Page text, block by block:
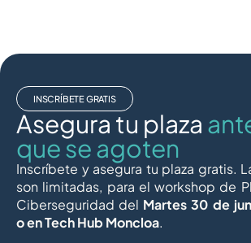
INSCRÍBETE GRATIS
Asegura tu plaza
que se agoten
Inscríbete y asegura tu plaza gratis.
son limitadas, para el workshop de
Ciberseguridad del Martes 30 de
o en Tech Hub Moncloa.